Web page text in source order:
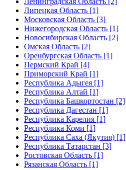
Липецкая Область [1]
Московская Область [3]
Нижегородская Область [1]
Новосибирская Область [2]
Омская Область [2]
Оренбургская Область [1]
Пермский Край [4]
Приморский Край [1]
Республика Адыгея [1]
Республика Алтай [1]
Республика Башкортостан [2]
Республика Дагестан [1]
Республика Карелия [1]
Республика Коми [1]
Республика Саха (Якутия) [1]
Республика Татарстан [3]
Ростовская Область [1]
Рязанская Область [1]